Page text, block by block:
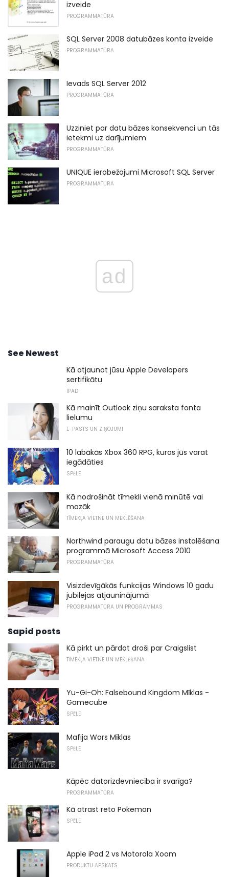
izveide
PROGRAMMATŪRA
SQL Server 2008 datubāzes konta izveide
PROGRAMMATŪRA
Ievads SQL Server 2012
PROGRAMMATŪRA
Uzziniet par datu bāzes konsekvenci un tās
ietekmi uz darījumiem
PROGRAMMATŪRA
UNIQUE ierobežojumi Microsoft SQL Server
PROGRAMMATŪRA
ad
See Newest
Kā atjaunot jūsu Apple Developers
sertifikātu
IPAD
Kā mainīt Outlook ziņu saraksta fonta
lielumu
E-PASTS UN ZIŅOJUMI
10 labākās Xbox 360 RPG, kuras jūs varat
iegādāties
SPĒLE
Kā nodrošināt tīmekli vienā minūtē vai
mazāk
TĪMEKĻA VIETNE UN MEKLĒŠANA
Northwind paraugu datu bāzes instalēšana
programmā Microsoft Access 2010
PROGRAMMATŪRA
Visizdevīgākās funkcijas Windows 10 gadu
jubilejas atjauninājumā
PROGRAMMATŪRA UN PROGRAMMAS
Sapid posts
Kā pirkt un pārdot droši par Craigslist
TĪMEKĻA VIETNE UN MEKLĒŠANA
Yu-Gi-Oh: Falsebound Kingdom Mīklas -
Gamecube
SPĒLE
Mafija Wars Mīklas
SPĒLE
Kāpēc datorizdevniecība ir svarīga?
PROGRAMMATŪRA
Kā atrast reto Pokemon
SPĒLE
Apple iPad 2 vs Motorola Xoom
PRODUKTU APSKATS